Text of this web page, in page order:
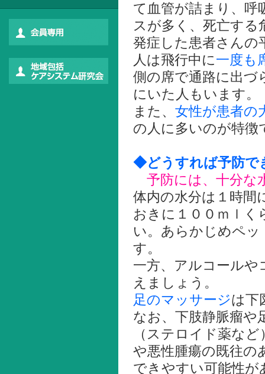
て血管が詰まり、呼
スが多く、死亡する
発症した患者さんの
人は飛行中に一度も
側の席で通路に出づ
にいた人もいます。
また、 女性が患者の
の人に多いのが特徴
◆どうすれば予防で
予防には、十分な
体内の水分は１時間
おきに１００ｍｌく
い。あらかじめペ
す。
一方、アルコールや
えましょう。
足のマッサージは下
なお、下肢静脈瘤や
（ステロイド薬な
や悪性腫瘍の既往の
できやすい可能性が